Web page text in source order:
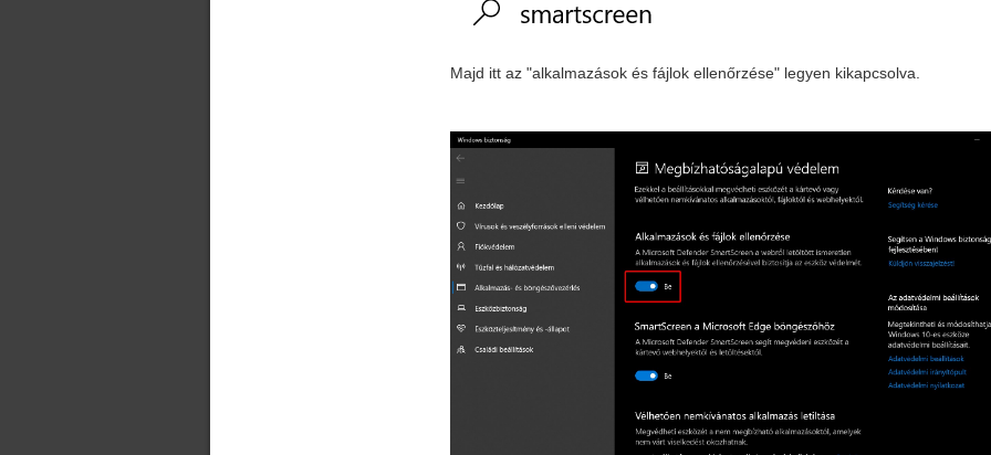
Majd itt az "alkalmazások és fájlok ellenőrzése" legyen kikapcsolva.